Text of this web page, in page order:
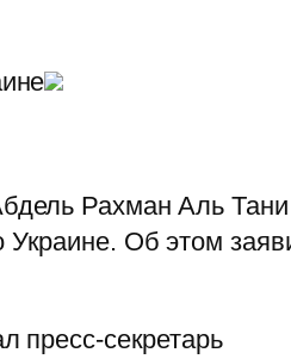
Рахман Аль
Об этом
пресс-секретарь